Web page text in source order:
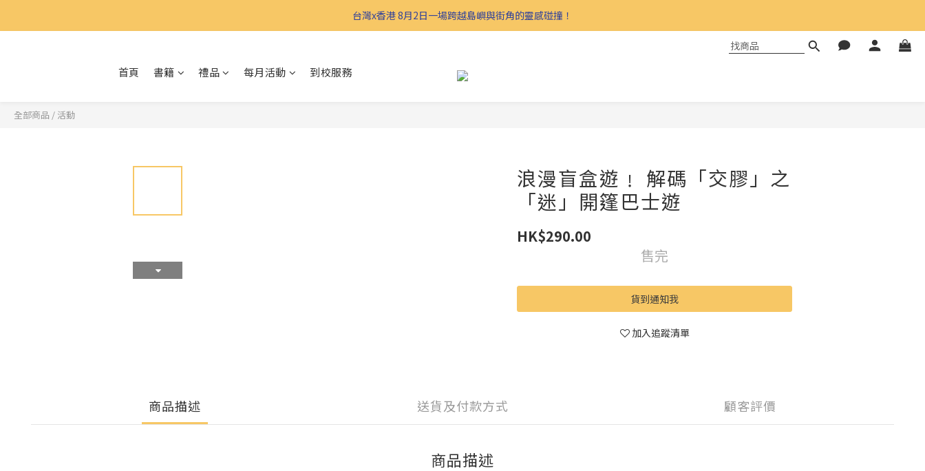
台灣x香港 8月2日一場跨越島嶼與街角的靈感碰撞！
首頁 書籍 禮品 每月活動 到校服務
全部商品 / 活動
浪漫盲盒遊﹗ 解碼「交膠」之
「迷」開篷巴士遊
HK$290.00
售完
貨到通知我
加入追蹤清單
商品描述 送貨及付款方式 顧客評價
商品描述